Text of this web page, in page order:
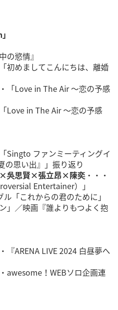
の慾情』
初めましてこんにちは、離婚
「Love in The Air ～恋の予感
Love in The Air ～恋の予感
Singto ファンミーティングイ
の思い出』」振り返り
吳思賢×張立昂×陳奕 ・・・
Entertainer）」
ル「これからの君のために」
」／映画『誰よりもつよく抱
『ARENA LIVE 2024 白昼夢へ
awesome！WEBソロ企画連